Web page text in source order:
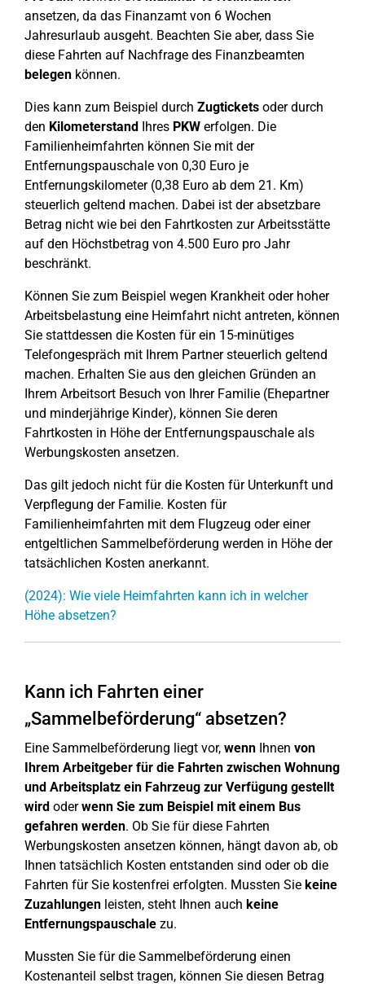
ansetzen, da das Finanzamt von 6 Wochen
Jahresurlaub ausgeht. Beachten Sie aber, dass Sie
diese Fahrten auf Nachfrage des Finanzbeamten
belegen können.
Dies kann zum Beispiel durch Zugtickets oder durch
den Kilometerstand Ihres PKW erfolgen. Die
Familienheimfahrten können Sie mit der
Entfernungspauschale von 0,30 Euro je
Entfernungskilometer (0,38 Euro ab dem 21. Km)
steuerlich geltend machen. Dabei ist der absetzbare
Betrag nicht wie bei den Fahrtkosten zur Arbeitsstätte
auf den Höchstbetrag von 4.500 Euro pro Jahr
beschränkt.
Können Sie zum Beispiel wegen Krankheit oder hoher
Arbeitsbelastung eine Heimfahrt nicht antreten, können
Sie stattdessen die Kosten für ein 15-minütiges
Telefongespräch mit Ihrem Partner steuerlich geltend
machen. Erhalten Sie aus den gleichen Gründen an
Ihrem Arbeitsort Besuch von Ihrer Familie (Ehepartner
und minderjährige Kinder), können Sie deren
Fahrtkosten in Höhe der Entfernungspauschale als
Werbungskosten ansetzen.
Das gilt jedoch nicht für die Kosten für Unterkunft und
Verpflegung der Familie. Kosten für
Familienheimfahrten mit dem Flugzeug oder einer
entgeltlichen Sammelbeförderung werden in Höhe der
tatsächlichen Kosten anerkannt.
(2024): Wie viele Heimfahrten kann ich in welcher
Höhe absetzen?
Kann ich Fahrten einer
„Sammelbeförderung“ absetzen?
Eine Sammelbeförderung liegt vor, wenn Ihnen von
Ihrem Arbeitgeber für die Fahrten zwischen Wohnung
und Arbeitsplatz ein Fahrzeug zur Verfügung gestellt
wird oderwenn Sie zum Beispiel mit einem Bus
gefahren werden. Ob Sie für diese Fahrten
Werbungskosten ansetzen können, hängt davon ab, ob
Ihnen tatsächlich Kosten entstanden sind oder ob die
Fahrten für Sie kostenfrei erfolgten. Mussten Sie keine
Zuzahlungen leisten, steht Ihnen auch keine
Entfernungspauschale zu.
Mussten Sie für die Sammelbeförderung einen
Kostenanteil selbst tragen, können Sie diesen Betrag